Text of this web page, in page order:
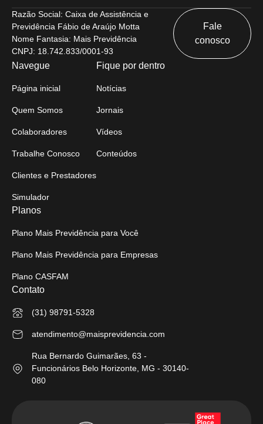
Razão Social: Caixa de Assistência e
Previdência Fábio de Araújo Motta
Nome Fantasia: Mais Previdência
CNPJ: 18.742.833/0001-93
Fale
conosco
Navegue
Página inicial
Quem Somos
Colaboradores
Trabalhe Conosco
Clientes e Prestadores
Simulador
Fique por dentro
Notícias
Jornais
Vídeos
Conteúdos
Planos
Plano Mais Previdência para Você
Plano Mais Previdência para Empresas
Plano CASFAM
Contato
(31) 98791-5328
atendimento@maisprevidencia.com
Rua Bernardo Guimarães, 63 -
Funcionários Belo Horizonte, MG - 30140-
080